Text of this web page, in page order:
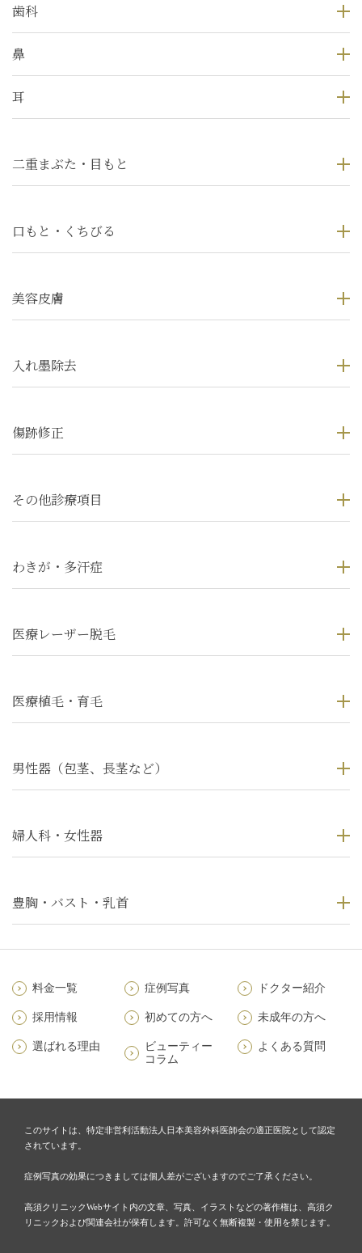
歯科
鼻
耳
二重まぶた・目もと
口もと・くちびる
美容皮膚
入れ墨除去
傷跡修正
その他診療項目
わきが・多汗症
医療レーザー脱毛
医療植毛・育毛
男性器（包茎、長茎など）
婦人科・女性器
豊胸・バスト・乳首
料金一覧 症例写真 ドクター紹介
採用情報 初めての方へ 未成年の方へ
選ばれる理由
ビューティー
コラム
よくある質問
このサイトは、特定非営利活動法人日本美容外科医師会の適正医院として認定
されています。
症例写真の効果につきましては個人差がございますのでご了承ください。
高須クリニックWebサイト内の文章、写真、イラストなどの著作権は、高須ク
リニックおよび関連会社が保有します。許可なく無断複製・使用を禁じます。